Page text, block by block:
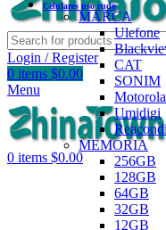
Login / Register
0 items $0.00
Menu
0 items $0.00
Celulares uso rudo
MARCA
Ulefone
CAT
SONIM
Motorola
Umidigi
MEMORIA
256GB
128GB
64GB
32GB
12GB